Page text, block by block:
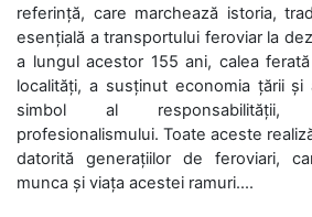
referință, care marchează istoria,
esențială a transportului feroviar la
a lungul acestor 155 ani, calea
localități, a susținut economia țării
simbol al responsabilității,
profesionalismului. Toate aceste
datorită generațiilor de feroviari,
munca și viața acestei ramuri....